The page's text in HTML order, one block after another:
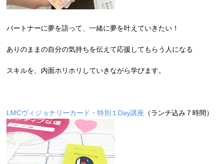
パートナーに夢を語って、一緒に夢を叶えていきたい！
ありのままの自分の気持ちを伝えて応援してもらう人になる
スキルを、内面ホリホリしていきながら学びます。
LMCヴィジョナリーカード・特別１Day講座 （ランチ込み７時間）